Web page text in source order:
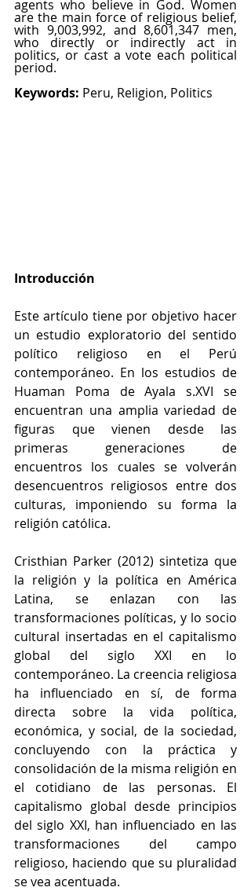
agents who believe in God. Women
are the main force of religious belief,
with 9,003,992, and 8,601,347 men,
who directly or indirectly act in
politics, or cast a vote each political
period.
Keywords: Peru, Religion, Politics
Introducción
Este artículo tiene por objetivo hacer
un estudio exploratorio del sentido
político religioso en el Perú
contemporáneo. En los estudios de
Huaman Poma de Ayala s.XVI se
encuentran una amplia variedad de
figuras que vienen desde las
primeras generaciones de
encuentros los cuales se volverán
desencuentros religiosos entre dos
culturas, imponiendo su forma la
religión católica.
Cristhian Parker (2012) sintetiza que
la religión y la política en América
Latina, se enlazan con las
transformaciones políticas, y lo socio
cultural insertadas en el capitalismo
global del siglo XXI en lo
contemporáneo. La creencia religiosa
ha influenciado en sí, de forma
directa sobre la vida política,
económica, y social, de la sociedad,
concluyendo con la práctica y
consolidación de la misma religión en
el cotidiano de las personas. El
capitalismo global desde principios
del siglo XXI, han influenciado en las
transformaciones del campo
religioso, haciendo que su pluralidad
se vea acentuada.